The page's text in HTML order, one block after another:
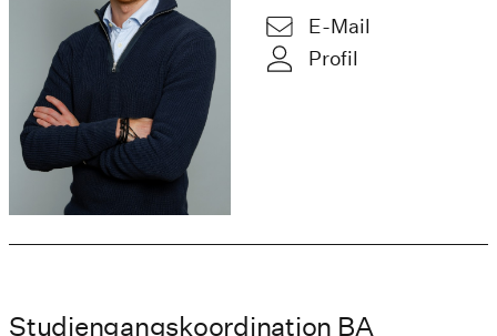
E-Mail
Profil
Studiengangskoordination BA